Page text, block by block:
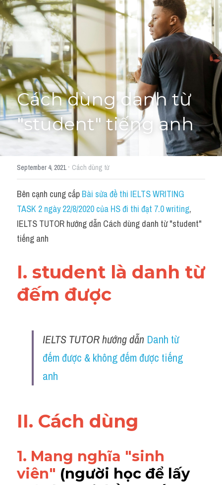
Cách diễn đạt
IELTS Videos - Ebook
Điểm báo
Adj
Idiom
Khác
Từ vựng theo topic
Từ vựng theo Topic
Vocabulary - Grammar
Grammar
Cách paraphrase
Part 2
Verb
Cấu trúc câu
Đề thi thật Task 1
Adv
Cách dùng từ
HỌC THỬ →
Cách dùng danh từ
"student" tiếng anh
September 4, 2021· Cách dùng từ
Bên cạnh cung cấp Bài sửa đề thi IELTS WRITING
TASK 2 ngày 22/8/2020 của HS đi thi đạt 7.0 writing,
IELTS TUTOR hướng dẫn Cách dùng danh từ "student"
tiếng anh
I. student là danh từ
đếm được
IELTS TUTOR hướng dẫn Danh từ
đếm được & không đếm được tiếng
anh
II. Cách dùng
1. Mang nghĩa "sinh
viên" (người học để lấy